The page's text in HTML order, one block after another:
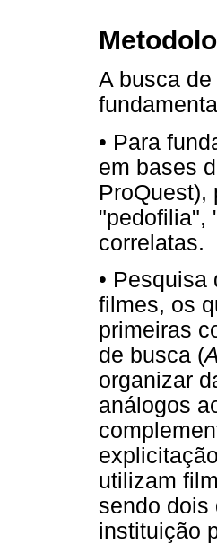
A busca
• Para
em bases
ProQuest),
"pedofilia",
correlatas.
• Pesquisa
filmes, os
primeiras
de busca (
organizar
análogos
utilizam
sendo dois
instituição